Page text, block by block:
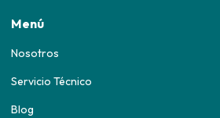
Menú
Nosotros
Servicio Técnico
Blog